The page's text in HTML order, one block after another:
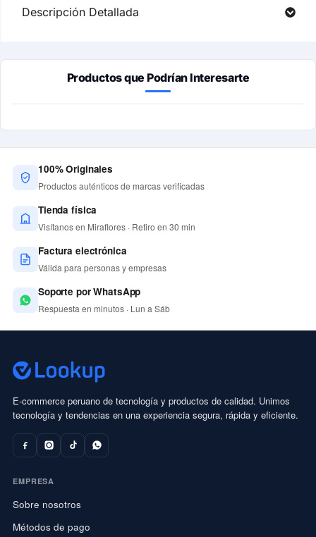
Descripción Detallada
Productos que Podrían Interesarte
100% Originales
Productos auténticos de marcas verificadas
Tienda física
Visítanos en Miraflores · Retiro en 30 min
Factura electrónica
Válida para personas y empresas
Soporte por WhatsApp
Respuesta en minutos · Lun a Sáb
E-commerce peruano de tecnología y productos de calidad. Unimos
tecnología y tendencias en una experiencia segura, rápida y eficiente.
EMPRESA
Sobre nosotros
Métodos de pago